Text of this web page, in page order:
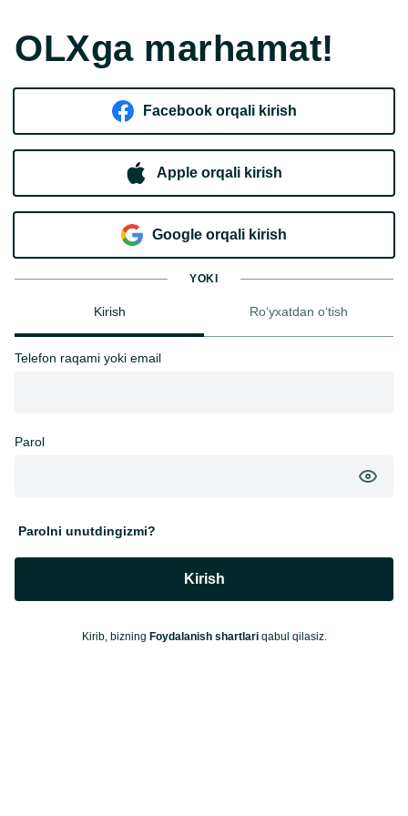
OLXga marhamat!
Facebook orqali kirish​
Apple orqali kirish
Goo​g​le orqali kirish
YOKI
Kirish Ro‘yxatdan o‘tish
Telefon raqami yoki email
Parol
Parolni unutdingizmi?
Kirish
Kirib, bizning Foydalanish shartlariqabul qilasiz.